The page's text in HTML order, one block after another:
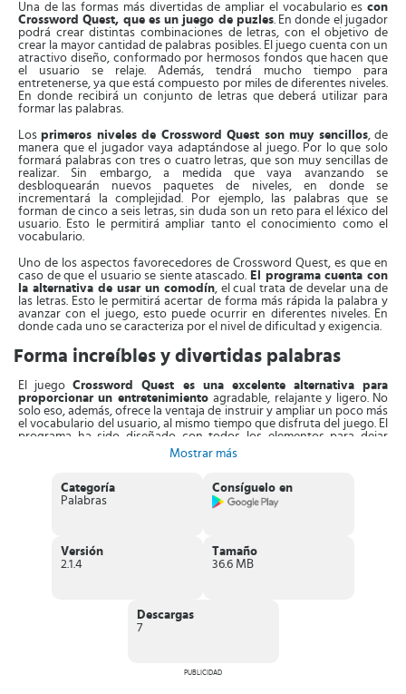
Una de las formas más divertidas de ampliar el vocabulario es con
Crossword Quest, que es un juego de puzles. En donde el jugador
podrá crear distintas combinaciones de letras, con el objetivo de
crear la mayor cantidad de palabras posibles. El juego cuenta con un
atractivo diseño, conformado por hermosos fondos que hacen que
el usuario se relaje. Además, tendrá mucho tiempo para
entretenerse, ya que está compuesto por miles de diferentes niveles.
En donde recibirá un conjunto de letras que deberá utilizar para
formar las palabras.
Losprimeros niveles de Crossword Quest son muy sencillos, de
manera que el jugador vaya adaptándose al juego. Por lo que solo
formará palabras con tres o cuatro letras, que son muy sencillas de
realizar. Sin embargo, a medida que vaya avanzando se
desbloquearán nuevos paquetes de niveles, en donde se
incrementará la complejidad. Por ejemplo, las palabras que se
forman de cinco a seis letras, sin duda son un reto para el léxico del
usuario. Esto le permitirá ampliar tanto el conocimiento como el
vocabulario.
Uno de los aspectos favorecedores de Crossword Quest, es que en
caso de que el usuario se siente atascado. El programa cuenta con
la alternativa de usar un comodín, el cual trata de develar una de
las letras. Esto le permitirá acertar de forma más rápida la palabra y
avanzar con el juego, esto puede ocurrir en diferentes niveles. En
donde cada uno se caracteriza por el nivel de dificultad y exigencia.
Forma increíbles y divertidas palabras
El juegoCrossword Quest es una excelente alternativa para
proporcionar un entretenimientoagradable, relajante y ligero. No
solo eso, además, ofrece la ventaja de instruir y ampliar un poco más
el vocabulario del usuario, al mismo tiempo que disfruta del juego. El
programa ha sido diseñado con todos los elementos para dejar
enganchado al jugador, desde increíbles fondos como una banda
Para comprender un poco mejor el mecanismo de juego de
una propuesta de juego totalmente original y diferente para los
amantes de este tipo de juegos. Las palabras se deben formar en
acertando en el número de palabras. Así que solo tendrá que jugar y
le proporcionará monedas, que le permitirá adquirir nuevos
generarán monedas al instante.
Mostrar más
Categoría
Palabras
Consíguelo en
Versión
2.1.4
Tamaño
36.6 MB
Descargas
7
PUBLICIDAD